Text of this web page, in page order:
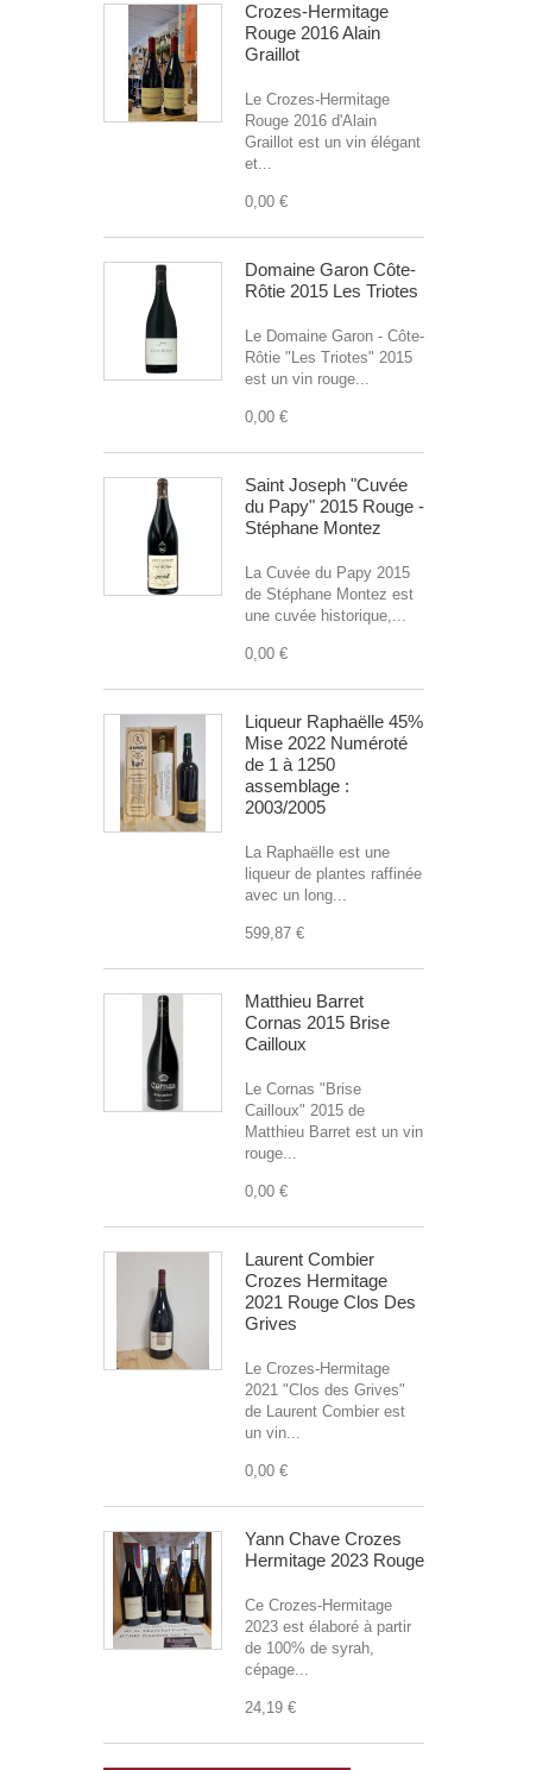
Crozes-Hermitage
Rouge 2016 Alain
Graillot
Le Crozes-Hermitage
Rouge 2016 d'Alain
Graillot est un vin élégant
et...
0,00 €
Domaine Garon Côte-
Rôtie 2015 Les Triotes
Le Domaine Garon - Côte-
Rôtie "Les Triotes" 2015
est un vin rouge...
0,00 €
Saint Joseph "Cuvée
du Papy" 2015 Rouge -
Stéphane Montez
La Cuvée du Papy 2015
de Stéphane Montez est
une cuvée historique,...
0,00 €
Liqueur Raphaëlle 45%
Mise 2022 Numéroté
de 1 à 1250
assemblage :
2003/2005
La Raphaëlle est une
liqueur de plantes raffinée
avec un long...
599,87 €
Matthieu Barret
Cornas 2015 Brise
Cailloux
Le Cornas "Brise
Cailloux" 2015 de
Matthieu Barret est un vin
rouge...
0,00 €
Laurent Combier
Crozes Hermitage
2021 Rouge Clos Des
Grives
Le Crozes-Hermitage
2021 "Clos des Grives"
de Laurent Combier est
un vin...
0,00 €
Yann Chave Crozes
Hermitage 2023 Rouge
Ce Crozes-Hermitage
2023 est élaboré à partir
de 100% de syrah,
cépage...
24,19 €